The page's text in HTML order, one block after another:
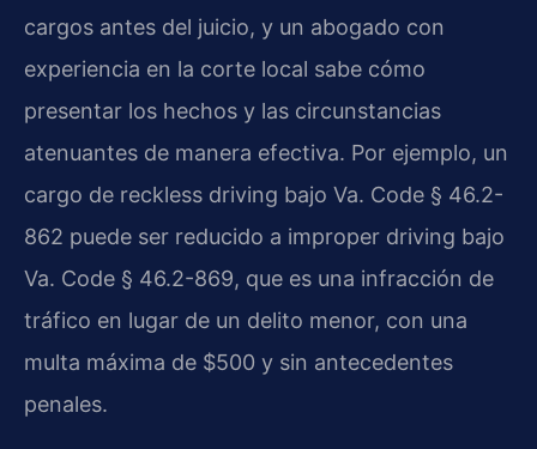
cargos antes del juicio, y un abogado con
experiencia en la corte local sabe cómo
presentar los hechos y las circunstancias
atenuantes de manera efectiva. Por ejemplo, un
cargo de reckless driving bajo Va. Code § 46.2-
862 puede ser reducido a improper driving bajo
Va. Code § 46.2-869, que es una infracción de
tráfico en lugar de un delito menor, con una
multa máxima de $500 y sin antecedentes
penales.